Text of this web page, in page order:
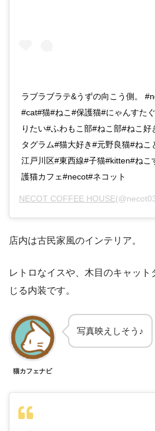
ラブラブラテ&うずの向こう側。
#cat#猫#ねこ#保護猫#にゃんすた
りたい#ふわもこ部#ねこ部#ねこ
タグラム#猫大好き#元野良猫#ね
江戸川区#東西線#子猫#kitten#ねこ
護猫カフェ#necot#ネコット
NECOT COFFEE HOUSE
店内は古民家風のインテリア。
レトロなイスや、木目のキャッ
じる内装です。
猫カフェナビ
写真映えしそう♪